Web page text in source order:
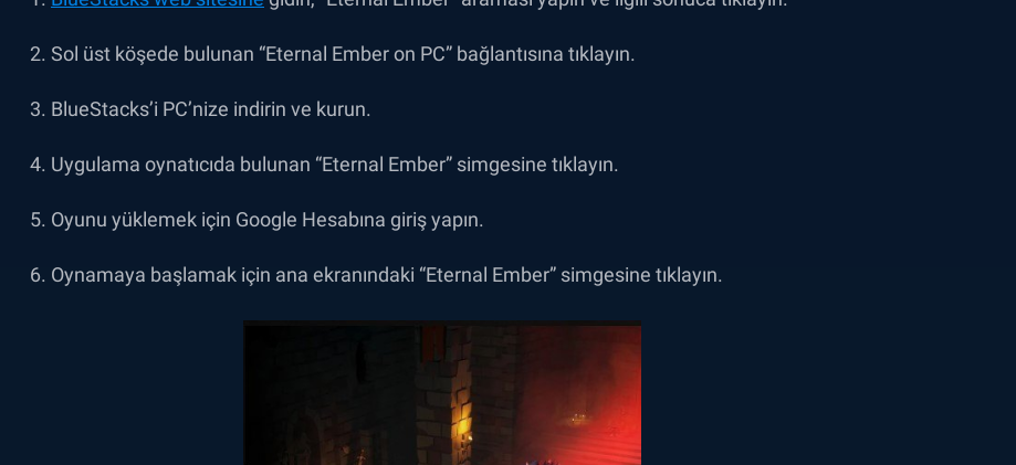
Sol üst köşede bulunan “Eternal Ember on PC” bağlantısına tıklayın.
BlueStacks’i PC’nize indirin ve kurun.
Uygulama oynatıcıda bulunan “Eternal Ember” simgesine tıklayın.
Oyunu yüklemek için Google Hesabına giriş yapın.
Oynamaya başlamak için ana ekranındaki “Eternal Ember” simgesine tıklayın.